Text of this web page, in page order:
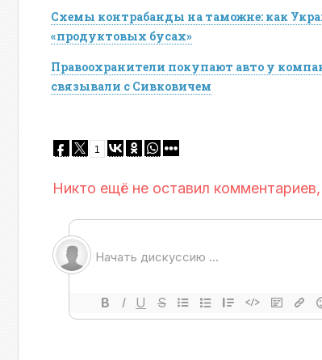
Схемы контрабанды на таможне: как
«продуктовых бусах»
Правоохранители покупают авто у
связывали с Сивковичем
1